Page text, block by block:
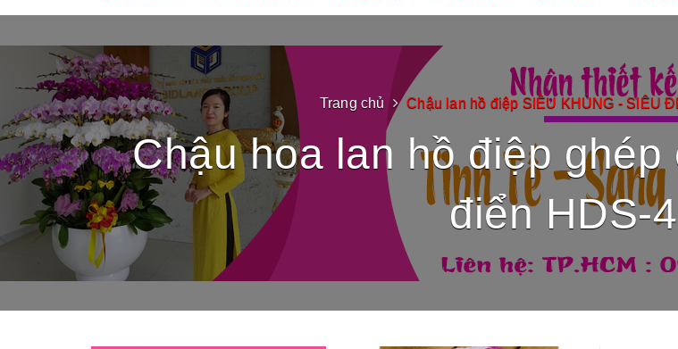
Trang chủ Chậu lan hồ điệp SIÊU KHỦNG - SIÊU
Chậu hoa lan hồ điệp
điển HDS-